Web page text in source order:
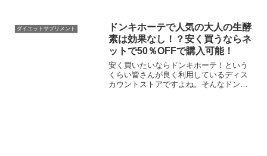
ダイエットサプリメント
ドンキホーテで人気の大人の生酵
素は効果なし！？安く買うならネ
ットで50％OFFで購入可能！
安く買いたいならドンキホーテ！という
くらい皆さんが良く利用しているディス
カウントストアですよね。そんなドンキ